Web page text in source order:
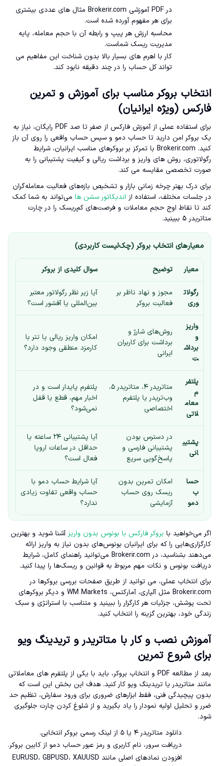
در PDF آموزشی Brokerir.com مثال های عددی بیشتری
برای هر مفهوم آورده شده است.
محاسبه ارزش هر پیپ و رابطه آن با حجم معامله، پایه
مدیریت ریسک شماست.
کار با اهرم های بسیار بالا بدون شناخت این مفاهیم می
تواند کل حساب را در چند دقیقه نابود کند.
انتخاب بروکر مناسب برای آموزش و تمرین
فارکس (ویژه ایرانیان)
برای استفاده عملی از آموزش فارکس از صفر تا صد PDF رایگان، نیاز به
یک بروکر امن دارید تا حساب دمو و سپس حساب واقعی را روی آن باز
کنید. Brokerir.com با تمرکز بر بروکرهای مناسب ایرانیان، شرایط
رگولاتوری، روش های واریز و برداشت ریالی و کیفیت پشتیبانی را به
صورت تخصصی مقایسه می کند.
برای درک بهتر چرخه زمانی بازار و تشخیص بازه‌های فعالیت معامله‌گران
در جلسات مختلف، استفاده از اندیکاتور سشن ها می‌تواند به شما کمک
کند تا نقاط اوج حجم معاملات و فرصت‌های کم‌ریسک را در چارت
متاتریدر 5 ببینید.
معیارهای انتخاب بروکر (چک‌لیست کاربردی)
معیار توضیح سوال کلیدی از بروکر
رگولات
وری
مجوز و نهاد ناظر بر
فعالیت بروکر
آیا زیر نظر رگولاتور معتبر
بین‌المللی یا آفشور است؟
واریز
و
برداش
ت
روش‌های شارژ و
برداشت برای کاربران
ایرانی
امکان واریز ریالی یا تتر با
کارمزد منطقی وجود دارد؟
پلتفر
م
معام
لاتی
متاتریدر ۴، متاتریدر ۵،
وب‌تریدر یا پلتفرم
اختصاصی
پلتفرم پایدار است و در
اخبار مهم، قطع یا قفل
نمی‌شود؟
پشتیب
انی
در دسترس بودن
پشتیبانی فارسی و
پاسخ‌گویی سریع
آیا پشتیبانی ۲۴ ساعته یا
حداقل در ساعات اروپا
فعال است؟
حسا
ب
دمو
امکان تمرین بدون
ریسک روی حساب
آزمایشی
آیا شرایط حساب دمو با
حساب واقعی تفاوت زیادی
ندارد؟
اگر می‌خواهید با بروکر فارکس با بونوس بدون واریز آشنا شوید و بهترین
کارگزاری‌هایی را که برای ایرانیان بونوس‌های بدون نیاز به واریز ارائه
می‌دهند بشناسید، در Brokerir.com می‌توانید راهنمای کامل، شرایط
دریافت بونوس و نکات مهم مربوط به قوانین و ریسک‌ها را پیدا کنید.
برای انتخاب عملی، می توانید از طریق صفحات بررسی بروکرها در
Brokerir.com مثل آلپاری، آمارکتس، WM Markets و دیگر بروکرهای
تحت پوشش، جزئیات هر کارگزار را ببینید و متناسب با استراتژی و سبک
زندگی خود، بهترین گزینه را انتخاب کنید.
آموزش نصب و کار با متاتریدر و تریدینگ ویو
برای شروع تمرین
بعد از مطالعه PDF و انتخاب بروکر، باید با یکی از پلتفرم های معاملاتی
مانند متاتریدر یا تریدینگ ویو کار کنید. هدف این بخش این است که
بدون پیچیدگی فنی، فقط ابزارهای ضروری برای ورود سفارش، تنظیم حد
ضرر و تحلیل اولیه نمودار را یاد بگیرید و از شلوغ کردن چارت جلوگیری
شود.
دانلود متاتریدر ۴ یا ۵ از لینک رسمی بروکر انتخابی.
دریافت سرور، نام کاربری و رمز عبور حساب دمو از کابین بروکر.
افزودن نمادهای اصلی مانند EURUSD، GBPUSD، XAUUSD